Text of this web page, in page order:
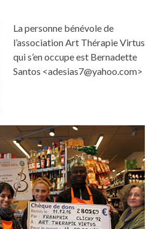
La personne bénévole de
l’association Art Thérapie Virtus
qui s’en occupe est Bernadette
Santos <adesias7@yahoo.com>